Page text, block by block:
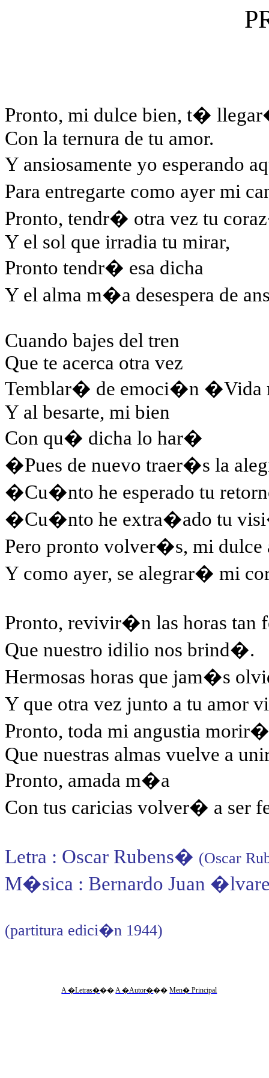
Pronto, mi dulce bien, t�
Con la ternura de tu amor.
Y ansiosamente yo esperando
Para entregarte como ayer mi
Pronto, tendr� otra vez tu
Y el sol que irradia tu mirar,
Pronto tendr� esa dicha
Y el alma m�a desespera de
Cuando bajes del tren
Que te acerca otra vez
Temblar� de emoci�n �Vida
Y al besarte, mi bien
Con qu� dicha lo har�
�Pues de nuevo traer�s la
�Cu�nto he esperado tu
�Cu�nto he extra�ado tu
Pero pronto volver�s, mi dulce
Y como ayer, se alegrar� mi
Pronto, revivir�n las horas tan
Que nuestro idilio nos brind�.
Hermosas horas que jam�s
Y que otra vez junto a tu amor
Pronto, toda mi angustia
Que nuestras almas vuelve a
Pronto, amada m�a
Con tus caricias volver� a ser
Letra : Oscar Rubens� (Oscar
M�sica : Bernardo Juan
(partitura edici�n 1944)
A �Letras���A �Autor���Men� Principal